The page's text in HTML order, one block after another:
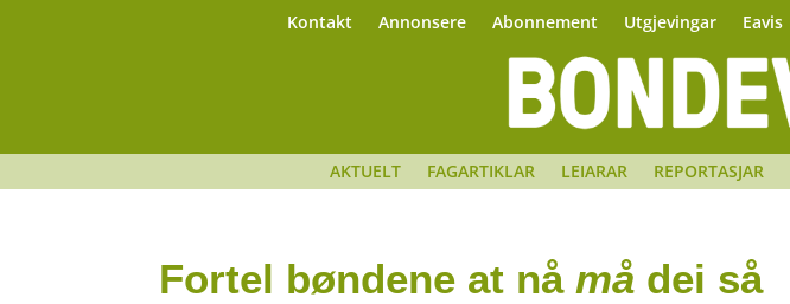
Kontakt Annonsere Abonnement Utgjevingar Eavis
AKTUELT FAGARTIKLAR LEIARAR REPORTASJAR
Fortel bøndene at nåmå dei så